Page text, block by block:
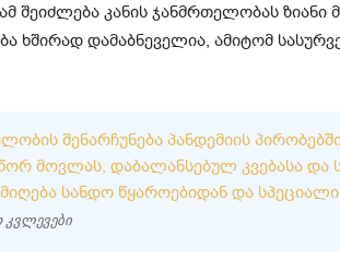
შეიძლება კანის ჯანმრთელობას ზიანი
ხშირად დამაბნეველია, ამიტომ
ᲨᲔᲜᲐᲠᲩᲣᲜᲔᲑᲐ ᲞᲐᲜᲓᲔᲛᲘᲘᲡ
ᲛᲝᲕᲚᲐᲡ, ᲓᲐᲑᲐᲚᲐᲜᲡᲔᲑᲣᲚ ᲙᲕᲔᲑᲐᲡᲐ ᲓᲐ
ᲡᲐᲜᲓᲝ ᲬᲧᲐᲠᲝᲔᲑᲘᲓᲐᲜ ᲓᲐ
კვლევები